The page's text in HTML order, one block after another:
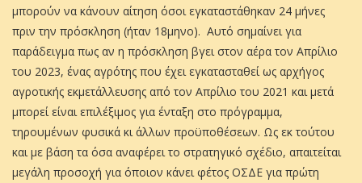
µπορούν να κάνουν αίτηση όσοι εγκαταστάθηκαν 24 µήνες
πριν την πρόσκληση (ήταν 18µηνο). Αυτό σηµαίνει για
παράδειγµα πως αν η πρόσκληση βγει στον αέρα τον Απρίλιο
του 2023, ένας αγρότης που έχει εγκατασταθεί ως αρχήγος
αγροτικής εκµετάλλευσης από τον Απρίλιο του 2021 και µετά
µπορεί είναι επιλέξιµος για ένταξη στο πρόγραµµα,
τηρουµένων φυσικά κι άλλων προϋποθέσεων. Ως εκ τούτου
και µε βάση τα όσα αναφέρει το στρατηγικό σχέδιο, απαιτείται
µεγάλη προσοχή για όποιον κάνει φέτος ΟΣΔΕ για πρώτη